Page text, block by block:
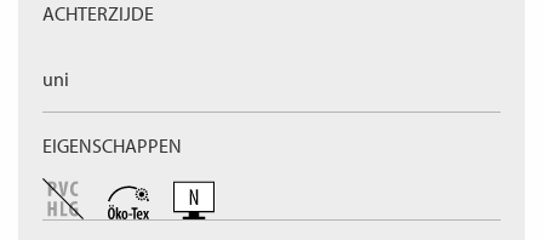
ACHTERZIJDE
uni
EIGENSCHAPPEN